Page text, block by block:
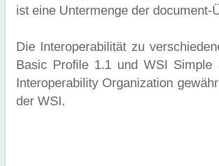
ist eine Untermenge der
Die Interoperabilität zu
Basic Profile 1.1 und WSI
Interoperability Organization
der WSI.